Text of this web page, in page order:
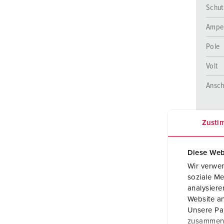
Diese
Wir
soziale
Website
Unsere
Pole
Volt